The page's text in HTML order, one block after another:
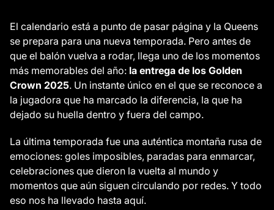
El calendario está a punto de pasar página y la Queens
se prepara para una nueva temporada. Pero antes de
que el balón vuelva a rodar, llega uno de los momentos
más memorables del año: la entrega de los Golden
Crown 2025. Un instante único en el que se reconoce a
la jugadora que ha marcado la diferencia, la que ha
dejado su huella dentro y fuera del campo.
La última temporada fue una auténtica montaña rusa de
emociones: goles imposibles, paradas para enmarcar,
celebraciones que dieron la vuelta al mundo y
momentos que aún siguen circulando por redes. Y todo
eso nos ha llevado hasta aquí.